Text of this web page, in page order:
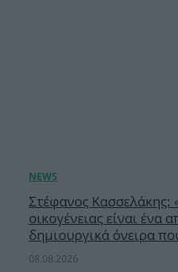
Στέφανος Κασσελάκης:
οικογένειας είναι ένα
δημιουργικά όνειρα
08.08.2026